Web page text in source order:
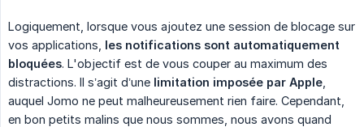
Logiquement, lorsque vous ajoutez une session de blocage sur
vos applications, les notifications sont automatiquement
bloquées. L'objectif est de vous couper au maximum des
distractions. Il s’agit d’une limitation imposée par Apple
auquel Jomo ne peut malheureusement rien faire. Cependant,
en bon petits malins que nous sommes, nous avons quand